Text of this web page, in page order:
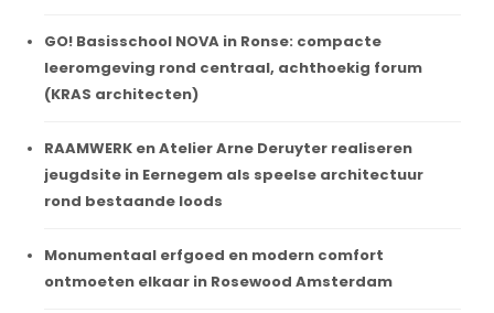
GO! Basisschool NOVA in Ronse: compacte
leeromgeving rond centraal, achthoekig forum
(KRAS architecten)
RAAMWERK en Atelier Arne Deruyter realiseren
jeugdsite in Eernegem als speelse architectuur
rond bestaande loods
Monumentaal erfgoed en modern comfort
ontmoeten elkaar in Rosewood Amsterdam